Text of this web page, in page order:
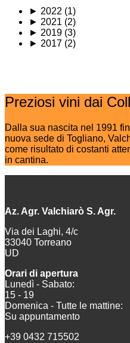
► 2022 (1)
► 2021 (2)
► 2019 (3)
► 2017 (2)
Preziosi vini dai
Dalla sua nascita nel 1991
nuova sede di Togliano,
come risultato di costanti
in cantina.
Az. Agr. Valchiarò S. Agr.
Via dei Laghi, 4/c
33040 Torreano
UD
Orari di apertura
Lunedì - Sabato:
15 - 19
Domenica - Tutte le mattine:
Su appuntamento
+39 0432 715502